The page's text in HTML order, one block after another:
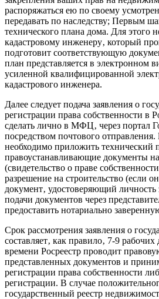
распоряжаться ею по своему
передавать по наследству; Первым
технического плана дома. Для этого
кадастровому инженеру‚ который
подготовит соответствующую
план представляется в электронном
усиленной квалифицированной
кадастрового инженера.
Далее следует подача заявления о
регистрации права собственности в
сделать лично в МФЦ‚ через портал
посредством почтового
необходимо приложить технический
правоустанавливающие документы
(свидетельство о праве
разрешение на строительство (если
документ‚ удостоверяющий личность
подачи документов через
предоставить нотариально
Срок рассмотрения заявления о
составляет‚ как правило‚ 7-9
времени Росреестр проводит
представленных документов и
регистрации права собственности
регистрации. В случае
государственный реестр